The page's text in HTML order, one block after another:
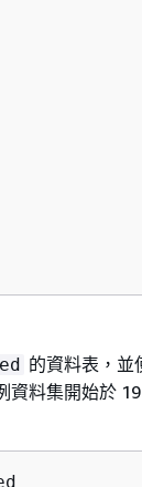
的資料表，並
資料集開始於